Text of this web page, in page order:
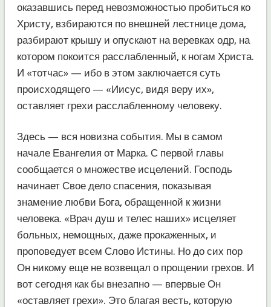
оказавшись перед невозможностью пробиться ко
Христу, взбираются по внешней лестнице дома,
разбирают крышу и опускают на веревках одр, на
котором покоится расслабленный, к ногам Христа.
И «тотчас» — ибо в этом заключается суть
происходящего — «Иисус, видя веру их»,
оставляет грехи расслабленному человеку.
Здесь — вся новизна события. Мы в самом
начале Евангелия от Марка. С первой главы
сообщается о множестве исцелений. Господь
начинает Свое дело спасения, показывая
знамение любви Бога, обращенной к жизни
человека. «Врач душ и телес наших» исцеляет
больных, немощных, даже прокаженных, и
проповедует всем Слово Истины. Но до сих пор
Он никому еще не возвещал о прощении грехов. И
вот сегодня как бы внезапно — впервые Он
«оставляет грехи». Это благая весть, которую